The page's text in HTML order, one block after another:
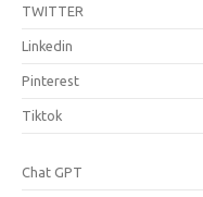
TWITTER
Linkedin
Pinterest
Tiktok
Chat GPT